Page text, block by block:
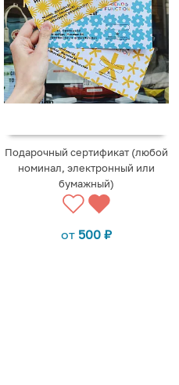
Подарочный сертификат (любой
номинал, электронный или
бумажный)
от 500 ₽